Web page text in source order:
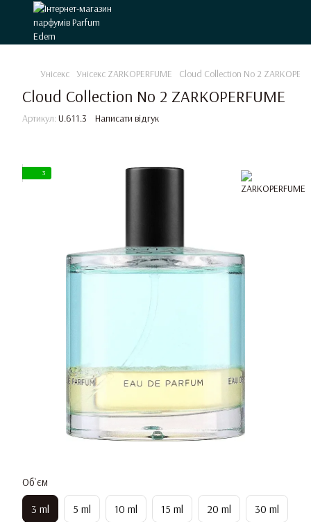
Унісекс Унісекс ZARKOPERFUME Cloud Collection No 2
Cloud Collection No 2 ZARKOPERFUME
Артикул: U.611.3 Написати відгук
3
Об`єм
3 ml 5 ml 10 ml 15 ml 20 ml 30 ml